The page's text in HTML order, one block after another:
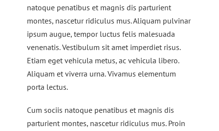
natoque penatibus et magnis dis parturient
montes, nascetur ridiculus mus. Aliquam pulvinar
ipsum augue, tempor luctus felis malesuada
venenatis. Vestibulum sit amet imperdiet risus.
Etiam eget vehicula metus, ac vehicula libero.
Aliquam et viverra urna. Vivamus elementum
porta lectus.
Cum sociis natoque penatibus et magnis dis
parturient montes, nascetur ridiculus mus. Proin